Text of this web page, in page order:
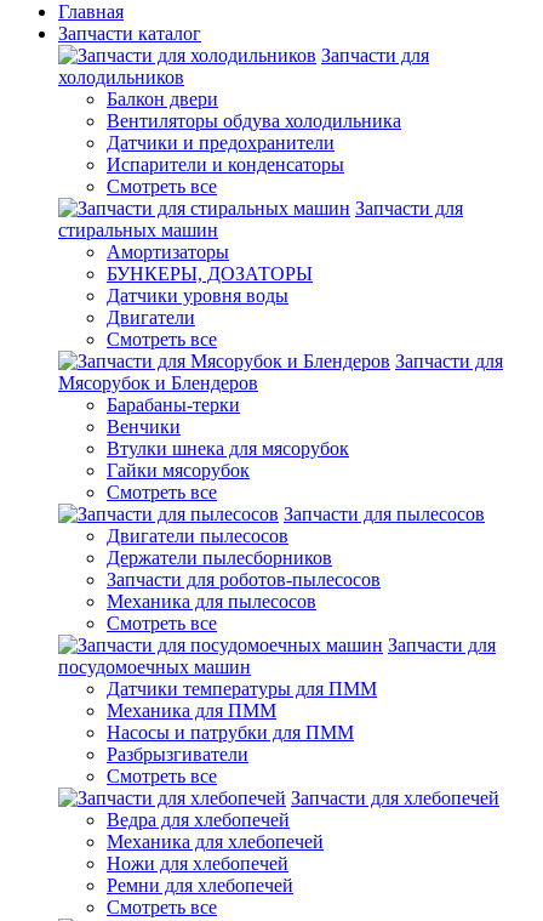
Главная
Запчасти каталог
Запчасти для
холодильников
Балкон двери
Вентиляторы обдува холодильника
Датчики и предохранители
Испарители и конденсаторы
Смотреть все
Запчасти для
стиральных машин
Амортизаторы
БУНКЕРЫ, ДОЗАТОРЫ
Датчики уровня воды
Двигатели
Смотреть все
Запчасти для
Мясорубок и Блендеров
Барабаны-терки
Венчики
Втулки шнека для мясорубок
Гайки мясорубок
Смотреть все
Запчасти для пылесосов
Двигатели пылесосов
Держатели пылесборников
Запчасти для роботов-пылесосов
Механика для пылесосов
Смотреть все
Запчасти для
посудомоечных машин
Датчики температуры для ПММ
Механика для ПММ
Насосы и патрубки для ПММ
Разбрызгиватели
Смотреть все
Запчасти для хлебопечей
Ведра для хлебопечей
Механика для хлебопечей
Ножи для хлебопечей
Ремни для хлебопечей
Смотреть все